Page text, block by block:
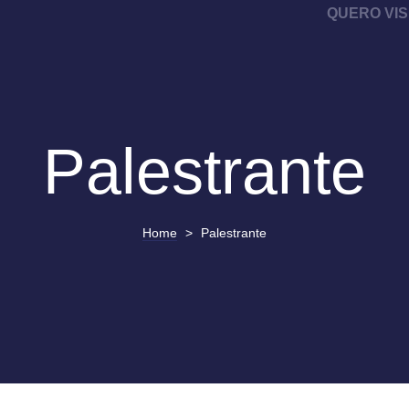
QUERO
Palestrante
Home > Palestrante